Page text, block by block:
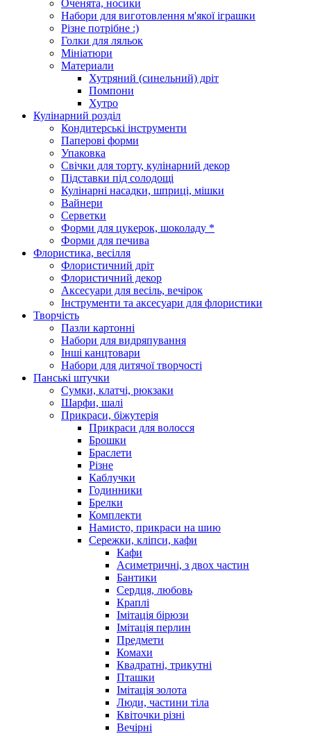
Оченята, носики
Набори для виготовлення м'якої іграшки
Різне потрібне :)
Голки для ляльок
Мініатюри
Материали
Хутряний (синельний) дріт
Помпони
Хутро
Кулінарний розділ
Кондитерські інструменти
Паперові форми
Упаковка
Свічки для торту, кулінарний декор
Підставки під солодощі
Кулінарні насадки, шприці, мішки
Вайнери
Серветки
Форми для цукерок, шоколаду *
Форми для печива
Флористика, весілля
Флористичний дріт
Флористичний декор
Аксесуари для весіль, вечірок
Інструменти та аксесуари для флористики
Творчість
Пазли картонні
Набори для видряпування
Інші канцтовари
Набори для дитячої творчості
Панські штучки
Сумки, клатчі, рюкзаки
Шарфи, шалі
Прикраси, біжутерія
Прикраси для волосся
Брошки
Браслети
Різне
Каблучки
Годинники
Брелки
Комплекти
Намисто, прикраси на шию
Сережки, кліпси, кафи
Кафи
Асиметричні, з двох частин
Бантики
Сердця, любовь
Краплі
Імітація бірюзи
Імітація перлин
Предмети
Комахи
Квадратні, трикутні
Пташки
Імітація золота
Люди, частини тіла
Квіточки різні
Вечірні